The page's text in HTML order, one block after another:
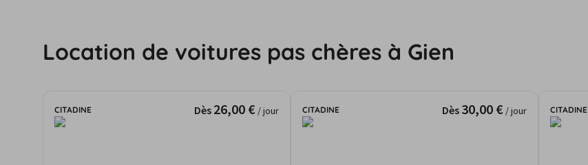
Location de voitures pas chères à Gien
CITADINE Dès 26,00 € / jour CITADINE Dès 30,00 € / jour CITADINE